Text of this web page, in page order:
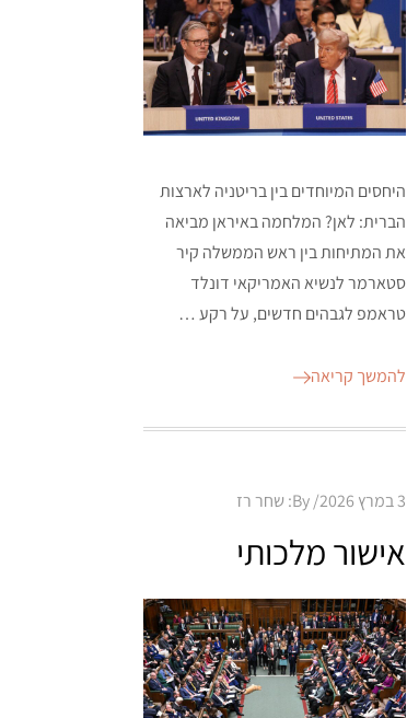
היחסים המיוחדים בין בריטניה לארצות
הברית: לאן? המלחמה באיראן מביאה
את המתיחות בין ראש הממשלה קיר
סטארמר לנשיא האמריקאי דונלד
טראמפ לגבהים חדשים, על רקע …
להמשך קריאה
Posted
3 במרץ 2026 By: שחר רז
אישור מלכותי